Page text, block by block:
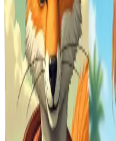
GPT-Image-2 ya está
Toggle Sidebar
Cuadro de mandos
Generador de AI Art